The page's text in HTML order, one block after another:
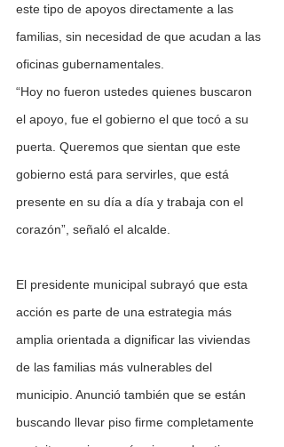
este tipo de apoyos directamente a las
familias, sin necesidad de que acudan a las
oficinas gubernamentales.
“Hoy no fueron ustedes quienes buscaron
el apoyo, fue el gobierno el que tocó a su
puerta. Queremos que sientan que este
gobierno está para servirles, que está
presente en su día a día y trabaja con el
corazón”, señaló el alcalde.
El presidente municipal subrayó que esta
acción es parte de una estrategia más
amplia orientada a dignificar las viviendas
de las familias más vulnerables del
municipio. Anunció también que se están
buscando llevar piso firme completamente